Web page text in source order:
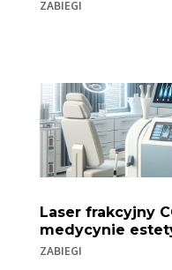
ZABIEGI
Laser frakcyjny
medycynie
ZABIEGI